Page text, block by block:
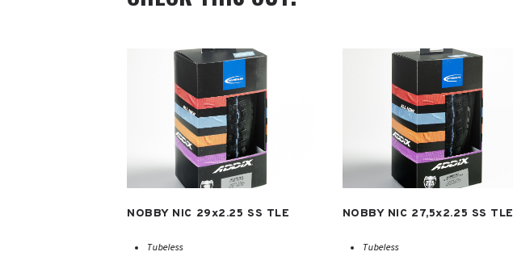
NOBBY NIC 29x2.25 SS TLE
Tubeless
NOBBY NIC 27,5x2.25 SS TLE
Tubeless